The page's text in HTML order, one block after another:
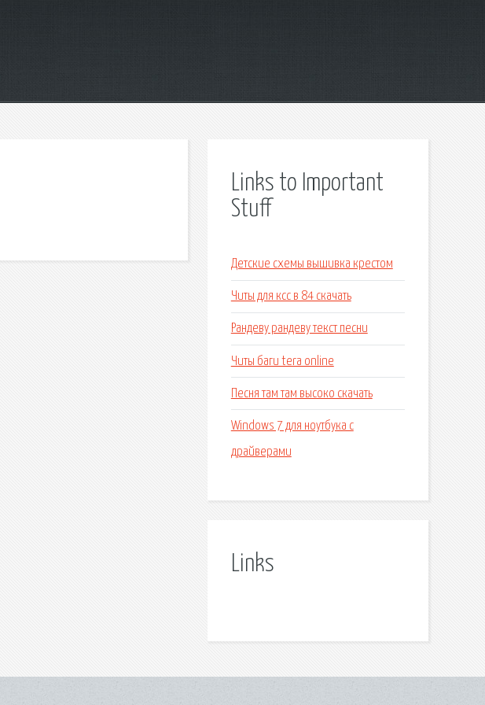
Links to Important
Stuff
Детские схемы вышивка крестом
Читы для ксс в 84 скачать
Рандеву рандеву текст песни
Читы баги tera online
Песня там там высоко скачать
Windows 7 для ноутбука с
драйверами
Links